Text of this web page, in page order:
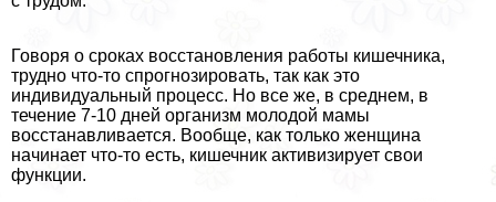
Говоря о сроках восстановления работы кишечника,
трудно что-то спрогнозировать, так как это
индивидуальный процесс. Но все же, в среднем, в
течение 7-10 дней организм молодой мамы
восстанавливается. Вообще, как только женщина
начинает что-то есть, кишечник активизирует свои
функции.